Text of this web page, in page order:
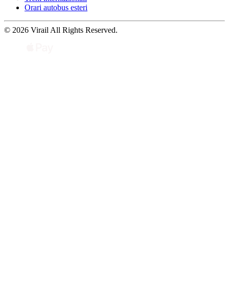
Orari autobus esteri
© 2026 Virail All Rights Reserved.